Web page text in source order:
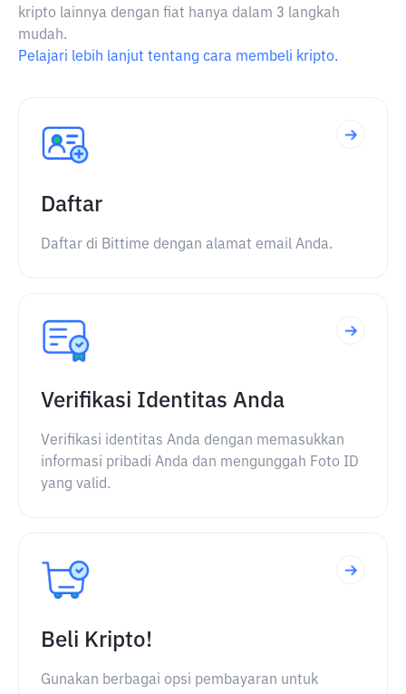
kripto lainnya dengan fiat hanya dalam 3 langkah
mudah.
Pelajari lebih lanjut tentang cara membeli kripto.
Daftar
Daftar di Bittime dengan alamat email Anda.
Verifikasi Identitas Anda
Verifikasi identitas Anda dengan memasukkan
informasi pribadi Anda dan mengunggah Foto ID
yang valid.
Beli Kripto!
Gunakan berbagai opsi pembayaran untuk